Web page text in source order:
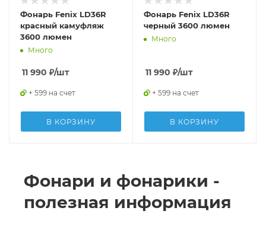
Фонарь Fenix LD36R
красный камуфляж
3600 люмен
Много
11 990 ₽/шт
+ 599 на счет
В КОРЗИНУ
Фонарь Fenix LD36R
черный 3600 люмен
Много
11 990 ₽/шт
+ 599 на счет
В КОРЗИНУ
Фонари и фонарики -
полезная информация